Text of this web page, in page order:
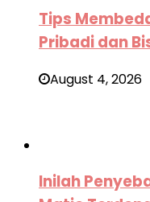
Tips
Pribadi dan
August 4, 2026
Inilah